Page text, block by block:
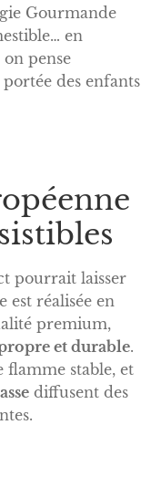
Gourmande
en
pense
des enfants
pourrait laisser
est réalisée en
premium,
et durable.
flamme stable, et
diffusent des